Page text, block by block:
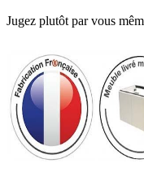
Jugez plutôt par vous